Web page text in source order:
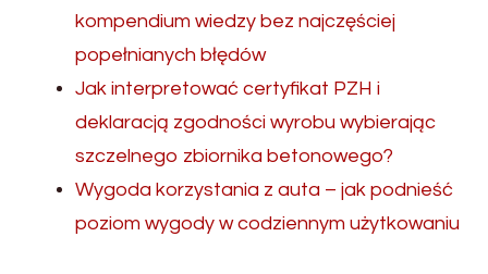
kompendium wiedzy bez najczęściej
popełnianych błędów
Jak interpretować certyfikat PZH i
deklaracją zgodności wyrobu wybierając
szczelnego zbiornika betonowego?
Wygoda korzystania z auta – jak podnieść
poziom wygody w codziennym użytkowaniu